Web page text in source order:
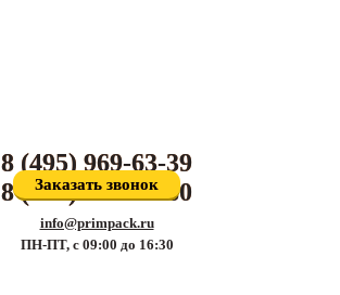
8 (495) 969-63-39
8 (800) 707-81-80
Заказать звонок
info@primpack.ru
ПН-ПТ, с 09:00 до 16:30